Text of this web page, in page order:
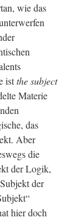
wie das
istthe subject
Materie
das
Aber
die
der Logik,
der
hier doch